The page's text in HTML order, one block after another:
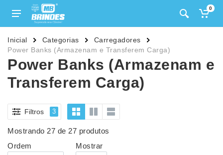
0
Inicial Categorias
Carregadores
Power Banks (Armazenam e Transferem Carga)
Power Banks (Armazenam e
Transferem Carga)
Filtros 3
Mostrando 27 de 27 produtos
Ordem
Mostrar